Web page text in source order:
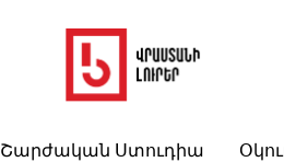
Շարժական Ստուդիա